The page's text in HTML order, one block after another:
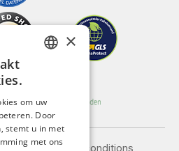
terms and conditions
FRENCH
ITALIAN
×
om uw
Door
stemt u in met
met ons